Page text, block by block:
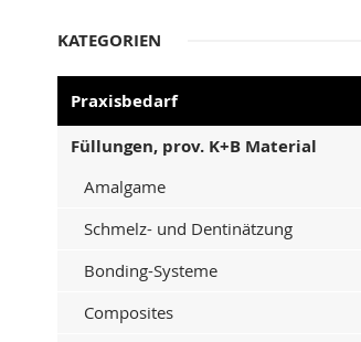
KATEGORIEN
Praxisbedarf
Füllungen, prov. K+B Material
Amalgame
Schmelz- und Dentinätzung
Bonding-Systeme
Composites